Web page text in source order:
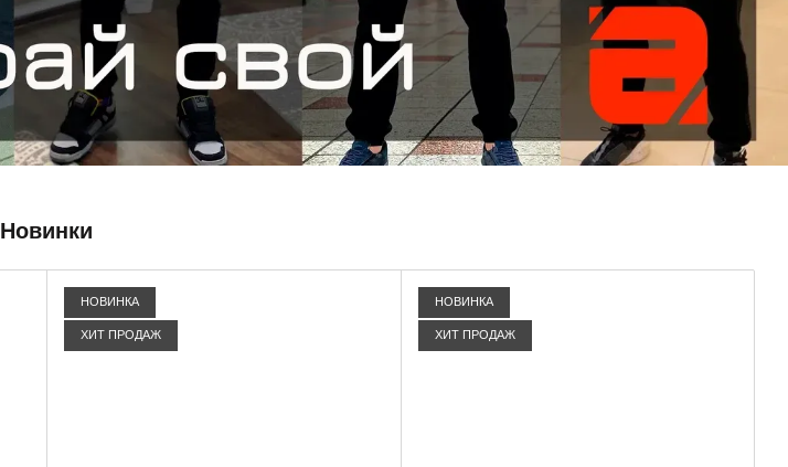
Новинки
НОВИНКА
ХИТ ПРОДАЖ
НОВИНКА
ХИТ ПРОДАЖ